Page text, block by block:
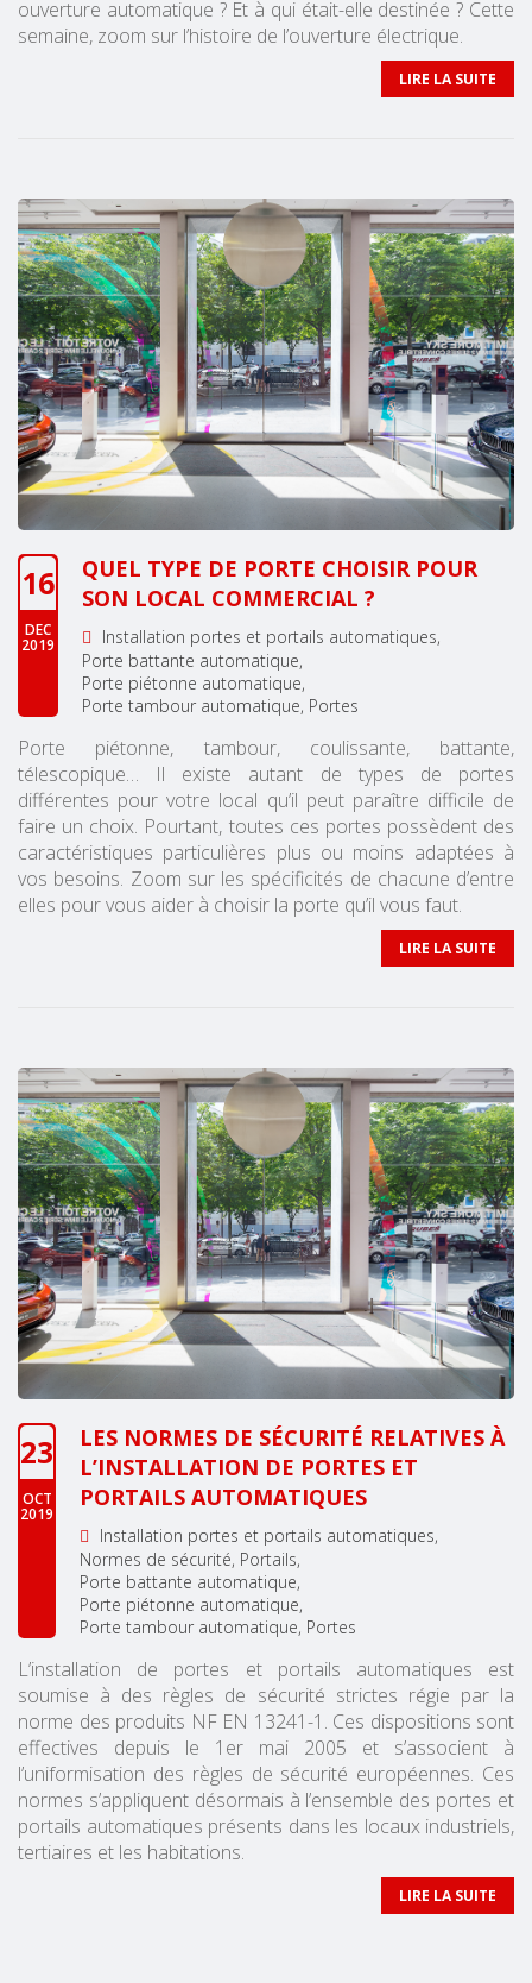
ouverture automatique ? Et à qui était-elle destinée ? Cette
semaine, zoom sur l’histoire de l’ouverture électrique.
LIRE LA SUITE
16
DEC
2019
QUEL TYPE DE PORTE CHOISIR POUR
SON LOCAL COMMERCIAL ?
Installation portes et portails automatiques
Porte battante automatique
Porte piétonne automatique
Porte tambour automatique Portes
Porte piétonne, tambour, coulissante, battante,
télescopique… Il existe autant de types de portes
différentes pour votre local qu’il peut paraître difficile de
faire un choix. Pourtant, toutes ces portes possèdent des
caractéristiques particulières plus ou moins adaptées à
vos besoins. Zoom sur les spécificités de chacune d’entre
elles pour vous aider à choisir la porte qu’il vous faut.
LIRE LA SUITE
23
OCT
2019
LES NORMES DE SÉCURITÉ RELATIVES À
L’INSTALLATION DE PORTES ET
PORTAILS AUTOMATIQUES
Installation portes et portails automatiques
Normes de sécurité Portails
Porte battante automatique
Porte piétonne automatique
Porte tambour automatique Portes
L’installation de portes et portails automatiques est
soumise à des règles de sécurité strictes régie par la
norme des produits NF EN 13241-1. Ces dispositions sont
effectives depuis le 1er mai 2005 et s’associent à
l’uniformisation des règles de sécurité européennes. Ces
normes s’appliquent désormais à l’ensemble des portes et
portails automatiques présents dans les locaux industriels,
tertiaires et les habitations.
LIRE LA SUITE